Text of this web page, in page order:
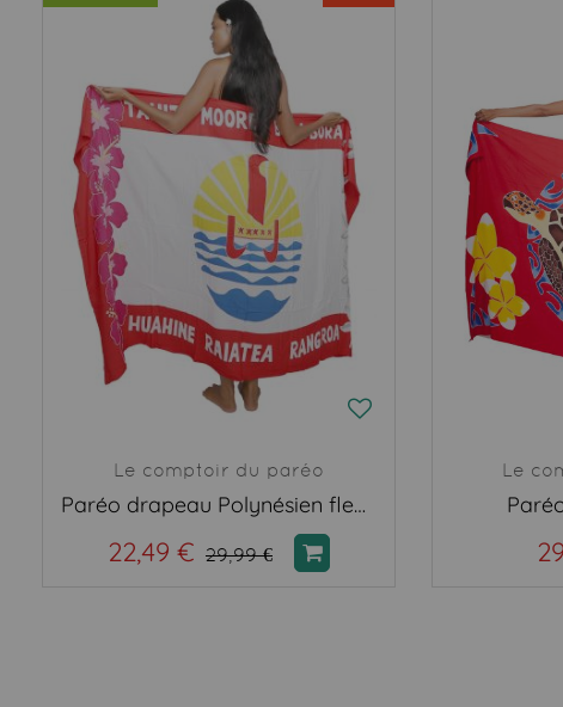
Le comptoir du paréo
Paréo drapeau Polynésien fleurie
22,49 € 29,99 €
Le